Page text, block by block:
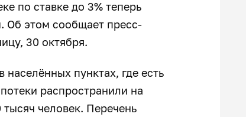
по ставке до 3% теперь
Об этом сообщает пресс-
30 октября.
пунктах, где есть
распространили на
человек. Перечень